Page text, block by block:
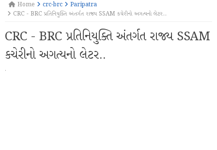
Home crc-brc
Paripatra
CRC - BRC પ્રતિનિયુક્તિ અંતર્ગત રાજ્ય SSAM કચેરીનો અગત્યનો લેટર..
CRC - BRC પ્રતિનિયુક્તિ અંતર્ગત રાજ્ય SSAM
કચેરીનો અગત્યનો લેટર..
·